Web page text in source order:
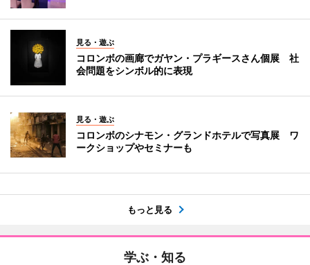
見る・遊ぶ
コロンボの画廊でガヤン・プラギースさん個展 社
会問題をシンボル的に表現
見る・遊ぶ
コロンボのシナモン・グランドホテルで写真展 ワ
ークショップやセミナーも
もっと見る
学ぶ・知る